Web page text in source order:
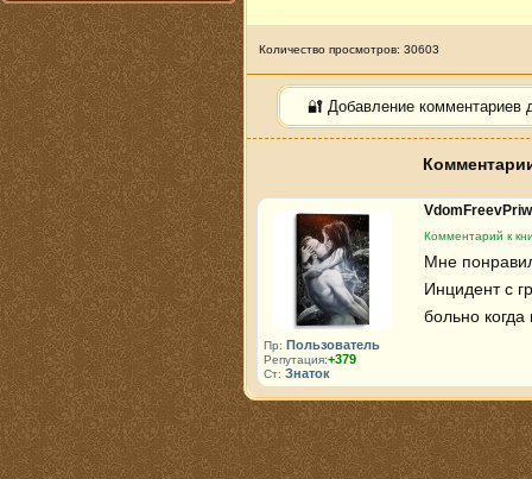
Количество просмотров: 30603
🔐 Добавление комментариев
Пр: Пользователь
Репутация:+379
Ст: Знаток
Комментарий к
Мне
Инцидент с
больно